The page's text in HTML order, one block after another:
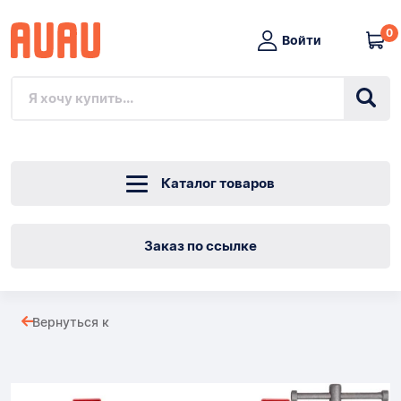
Войти
0
Каталог товаров
Заказ по ссылке
Вернуться к